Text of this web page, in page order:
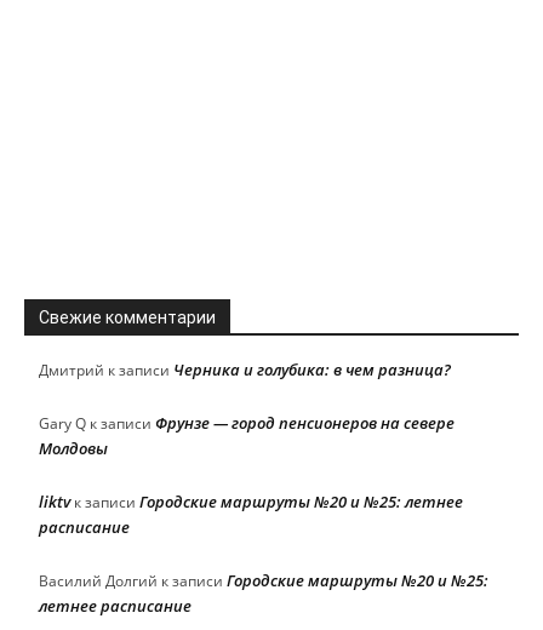
Свежие комментарии
Дмитрий к записи Черника и голубика: в чем разница?
Gary Q к записи Фрунзе — город пенсионеров на севере
Молдовы
liktvк записи Городские маршруты №20 и №25: летнее
расписание
Василий Долгий к записи Городские маршруты №20 и №25:
летнее расписание